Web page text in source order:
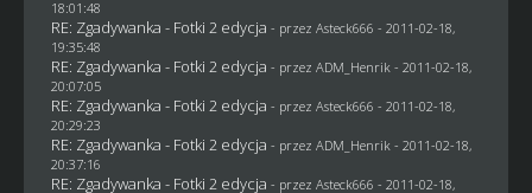
18:01:48
RE: Zgadywanka - Fotki 2 edycja - przez Asteck666 - 2011-02-18,
19:35:48
RE: Zgadywanka - Fotki 2 edycja - przez ADM_Henrik - 2011-02-18,
20:07:05
RE: Zgadywanka - Fotki 2 edycja - przez Asteck666 - 2011-02-18,
20:29:23
RE: Zgadywanka - Fotki 2 edycja - przez ADM_Henrik - 2011-02-18,
20:37:16
RE: Zgadywanka - Fotki 2 edycja - przez Asteck666 - 2011-02-18,